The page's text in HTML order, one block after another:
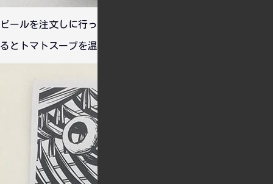
ビールを注文しに行ったらなんかいい匂いがしたので行ってみ
るとトマトスープを温めていたのでいただくことにしました。